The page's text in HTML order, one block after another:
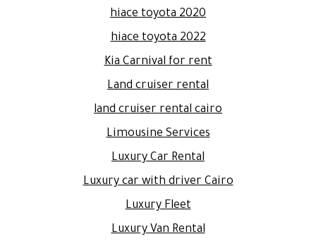
hiace toyota 2020
hiace toyota 2022
Kia Carnival for rent
Land cruiser rental
land cruiser rental cairo
Limousine Services
Luxury Car Rental
Luxury car with driver Cairo
Luxury Fleet
Luxury Van Rental